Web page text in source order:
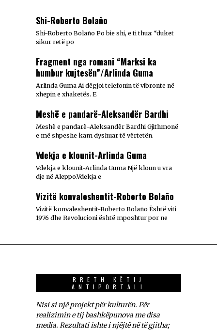
Shi-Roberto Bolaño
Shi-Roberto Bolaño Po bie shi, e ti thua: “duket
sikur retë po
Fragment nga romani “Marksi ka
humbur kujtesën”/Arlinda Guma
Arlinda Guma Ai dëgjoi telefonin të vibronte në
xhepin e xhaketës. E
Meshë e pandarë-Aleksandër Bardhi
Meshë e pandarë-Aleksandër Bardhi Gjithmonë
e më shpeshe kam dyshuar të vërtetën.
Vdekja e klounit-Arlinda Guma
Vdekja e klounit-Arlinda Guma Një kloun u vra
dje në Aleppo.Vdekja e
Vizitë konvaleshentit-Roberto Bolaño
Vizitë konvaleshentit-Roberto Bolaño Është viti
1976 dhe Revolucioni është mposhtur por ne
RRETH KËTIJ
ANTIPORTALI
Nisi si një projekt për kulturën. Për
realizimin e tij bashkëpunova me disa
media. Rezultati ishte i njëjtë në të gjitha;